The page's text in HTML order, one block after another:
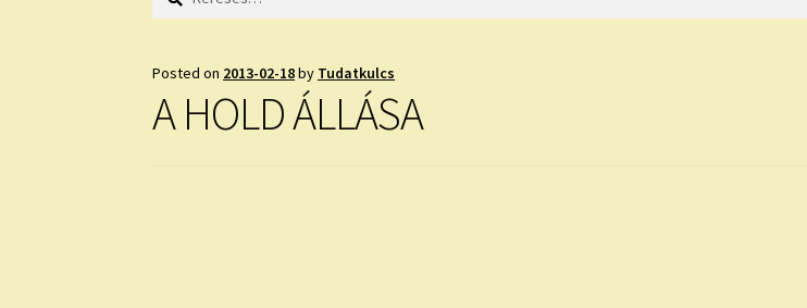
Posted on 2013-02-18by Tudatkulcs
A HOLD ÁLLÁSA